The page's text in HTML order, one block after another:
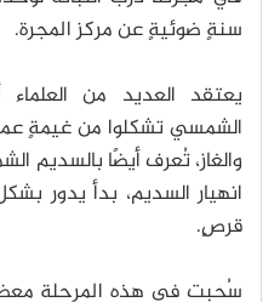
سنةٍ ضوئيةٍ عن مركز المجرة.
يعتقد العديد من
الشمسي تشكلوا من غيمةٍ
والغاز، تُعرف أيضًا بالسديم
انهيار السديم، بدأ يدور
قرصٍ.
سُحبت في هذه المرحلة